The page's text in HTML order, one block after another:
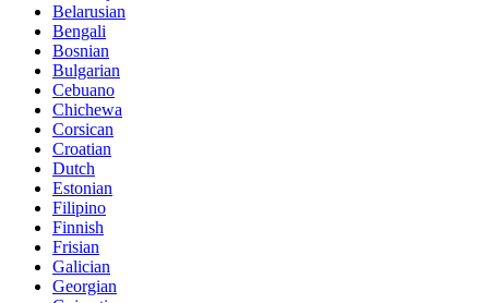
Belarusian
Bengali
Bosnian
Bulgarian
Cebuano
Chichewa
Corsican
Croatian
Dutch
Estonian
Filipino
Finnish
Frisian
Galician
Georgian